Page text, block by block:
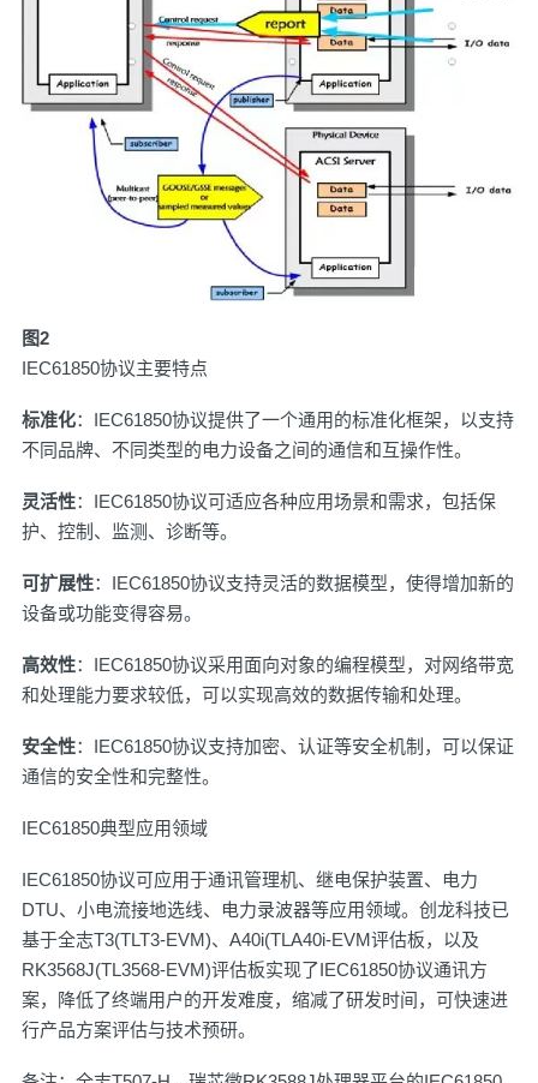
图2
IEC61850协议主要特点
标准化：IEC61850协议提供了一个通用的标准化框架，以支持
不同品牌、不同类型的电力设备之间的通信和互操作性。
灵活性：IEC61850协议可适应各种应用场景和需求，包括保
护、控制、监测、诊断等。
可扩展性：IEC61850协议支持灵活的数据模型，使得增加新的
设备或功能变得容易。
高效性：IEC61850协议采用面向对象的编程模型，对网络带宽
和处理能力要求较低，可以实现高效的数据传输和处理。
安全性：IEC61850协议支持加密、认证等安全机制，可以保证
通信的安全性和完整性。
IEC61850典型应用领域
IEC61850协议可应用于通讯管理机、继电保护装置、电力
DTU、小电流接地选线、电力录波器等应用领域。创龙科技已
基于全志T3(TLT3-EVM)、A40i(TLA40i-EVM评估板，以及
RK3568J(TL3568-EVM)评估板实现了IEC61850协议通讯方
案，降低了终端用户的开发难度，缩减了研发时间，可快速进
行产品方案评估与技术预研。